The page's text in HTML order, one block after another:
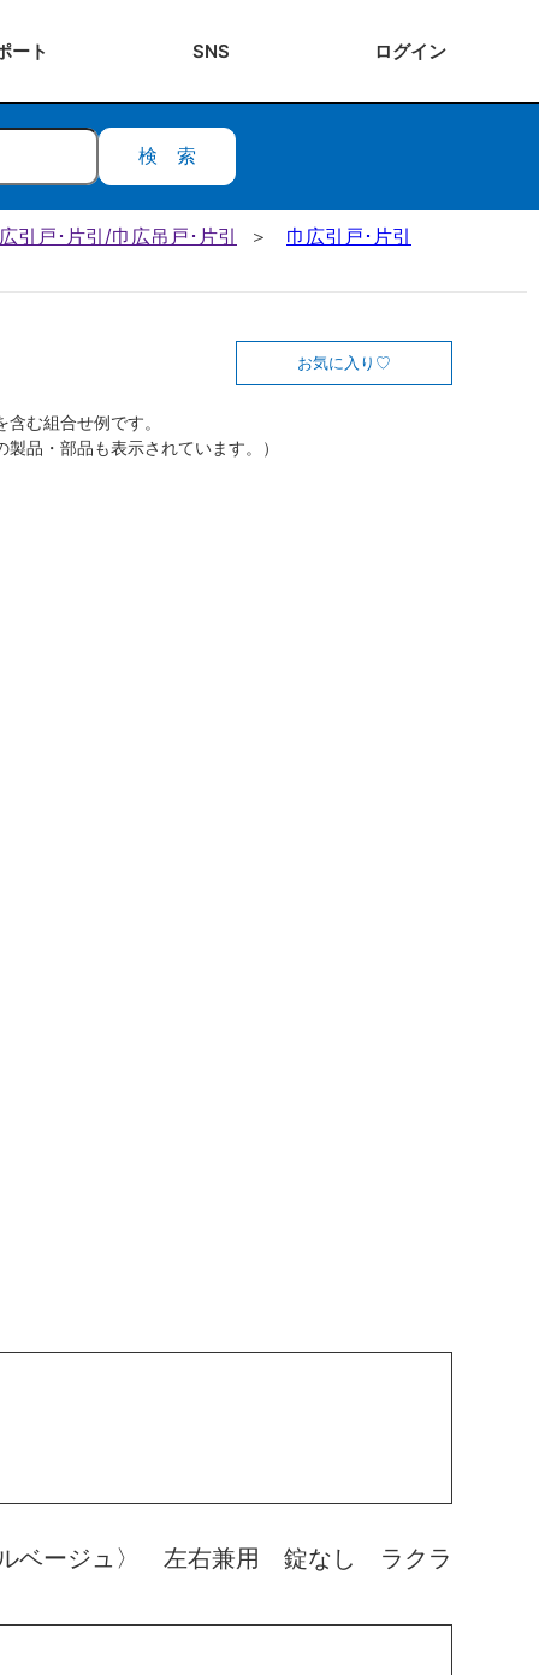
ート SNS ログイン
検索
引戸･片引/巾広吊戸･片引
巾広引戸･片引
お気に入り
む組合せ例です。
製品・部品も表示されています。）
ベージュ〉 左右兼用 錠なし ラクラ